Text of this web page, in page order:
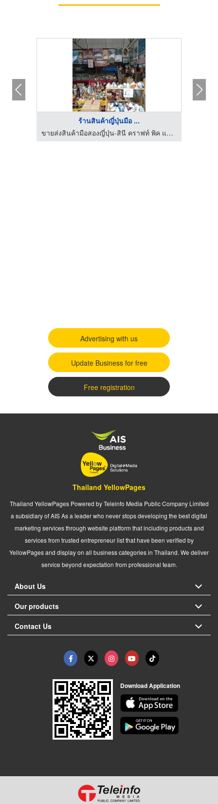
ร้านสินค้าญี่ปุ่นมือ ...
ขายส่งสินค้ามือสองญี่ปุ่น-สินี คราฟท์ พิค แอนด์ โค
Advertising with us
Update Business for free
Free registration
Thailand YellowPages
Thailand YellowPages Powered by Teleinfo Media Public Company Limited
a subsidiary of AIS As a leader who never stops developing the best digital
marketing services through website platform that including products and
services from trusted entrepreneur list that have been verified by
YellowPages and display on all business categories in Thailand. We deliver
service beyond expectation from professional team.
About Us
Our products
Contact Us
Download Application